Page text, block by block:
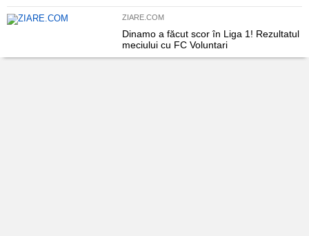
ZIARE.COM
Dinamo a făcut scor în Liga 1! Rezultatul
meciului cu FC Voluntari